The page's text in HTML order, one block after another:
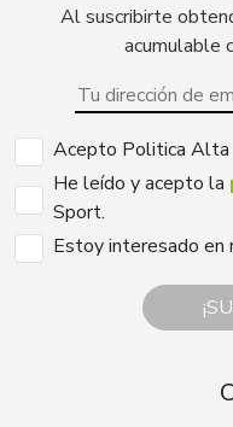
Al suscribirte
acumulable
Acepto Politica Alta
He leído y acepto la
Sport.
Estoy interesado en